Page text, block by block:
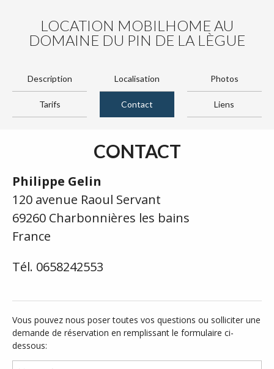
LOCATION MOBILHOME AU
DOMAINE DU PIN DE LA LÈGUE
Description Localisation Photos
Tarifs Contact Liens
CONTACT
Philippe Gelin
120 avenue Raoul Servant
69260 Charbonnières les bains
France
Tél. 0658242553
Vous pouvez nous poser toutes vos questions ou solliciter une
demande de réservation en remplissant le formulaire ci-
dessous: